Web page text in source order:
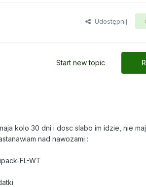
Udostępnij
Start new topic
kolo 30 dni i dosc slabo im idzie, nie
nad nawozami :
FL-WT